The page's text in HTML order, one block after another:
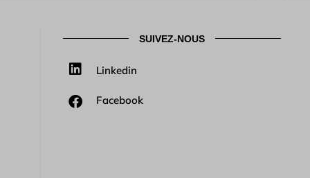
SUIVEZ-NOUS
Linkedin
Facebook